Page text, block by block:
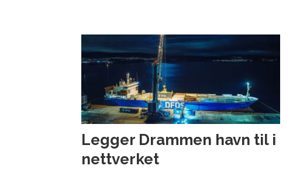
Legger Drammen havn til i
nettverket